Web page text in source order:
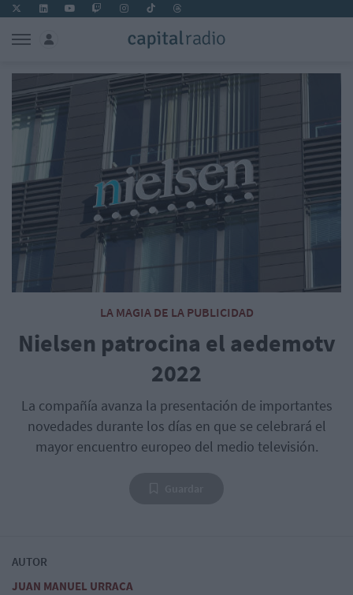
LA MAGIA DE LA PUBLICIDAD
Nielsen patrocina el aedemotv
2022
La compañía avanza la presentación de importantes
novedades durante los días en que se celebrará el
mayor encuentro europeo del medio televisión.
AUTOR
JUAN MANUEL URRACA